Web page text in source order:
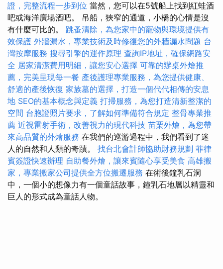
證，完整流程一步到位 當然，您可以在5號船上找到紅蛙酒
吧或海洋廣場酒吧。 吊船，狹窄的通道，小橋的心情是沒
有什麼可比的。 跳蚤清除，為您家中的寵物與環境提供有
效保護 外牆漏水，專業技術及時修復您的外牆漏水問題 台
灣按摩服務 搜尋引擎的運作原理 查詢IP地址，確保網路安
全 居家清潔費用明細，讓您安心選擇 可靠的辦桌外燴推
薦，完美呈現每一餐 產後護理專業服務，為您提供健康、
舒適的產後恢復 家族墓的選擇，打造一個代代相傳的安息
地 SEO的基本概念與定義 打掃服務，為您打造清新整潔的
空間 台胞證照片要求，了解如何準備符合規定 整骨專業推
薦 近視雷射手術，改善視力的現代科技 苗栗外燴，為您帶
來高品質的外燴服務 在我們的巡游過程中，我們看到了迷
人的自然和人類的奇蹟。 找台北會計師協助財務規劃 菲律
賓簽證快速辦理 自助餐外燴，讓來賓隨心享受美食 高雄搬
家，專業搬家公司提供全方位搬遷服務 在術後鐘乳石洞
中，一個小的想像力有一個童話故事，鐘乳石地層以精靈和
巨人的形式成為童話人物。